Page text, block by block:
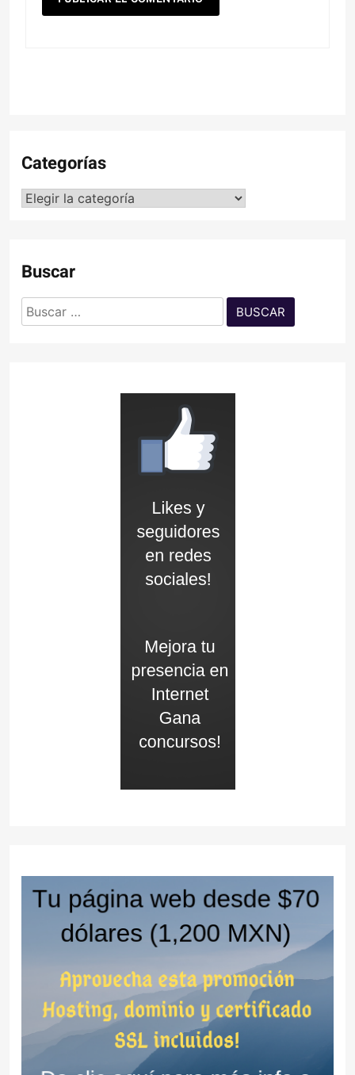
Categorías
Categorías
Buscar
Buscar: